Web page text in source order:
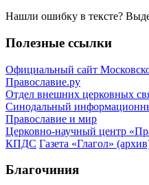
Нашли ошибку в тексте?
Полезные ссылки
Официальный сайт
Православие.ру
Отдел внешних церковных
Синодальный
Православие и мир
Церковно-научный центр
КПДС Газета «Глагол»
Благочиния